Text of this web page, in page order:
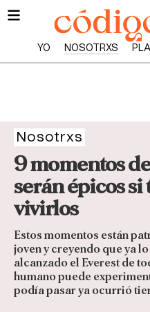
YO NOSOTRXS
Nosotrxs
9 momentos
serán épicos si
vivirlos
Estos momentos están
joven y creyendo que ya
alcanzado el Everest de
humano puede
podía pasar ya ocurrió